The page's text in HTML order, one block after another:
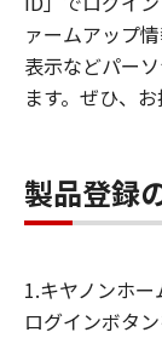
ァームアップ
表示などパー
ます。ぜひ、
製品登録
1.キヤノンホ
ログインボタ